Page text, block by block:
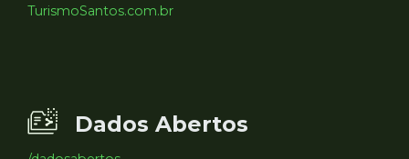
TurismoSantos.com.br
Dados Abertos